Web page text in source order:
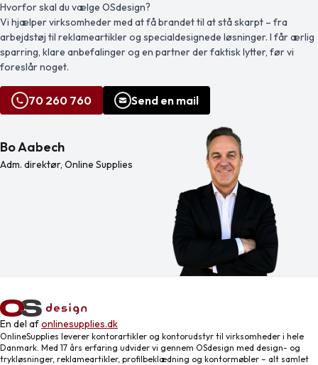
Hvorfor skal du vælge OSdesign?
Vi hjælper virksomheder med at få brandet til at stå skarpt – fra
arbejdstøj til reklameartikler og specialdesignede løsninger. I får ærlig
sparring, klare anbefalinger og en partner der faktisk lytter, før vi
foreslår noget.
70 260 760 Send en mail
Bo Aabech
Adm. direktør, Online Supplies
En del afonlinesupplies.dk
OnlineSupplies leverer kontorartikler og kontorudstyr til virksomheder i hele
Danmark. Med 17 års erfaring udvider vi gennem OSdesign med design- og
trykløsninger, reklameartikler, profilbeklædning og kontormøbler – alt samlet